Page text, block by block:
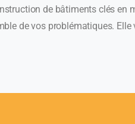
de bâtiments clés en
de vos problématiques.